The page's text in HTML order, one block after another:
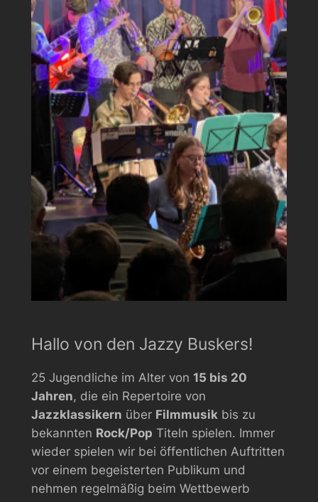
Hallo von den Jazzy Buskers!
25 Jugendliche im Alter von 15 bis 20
Jahren, die ein Repertoire von
Jazzklassikern über Filmmusik bis zu
bekannten Rock/Pop Titeln spielen. Immer
wieder spielen wir bei öffentlichen Auftritten
vor einem begeisterten Publikum und
nehmen regelmäßig beim Wettbewerb